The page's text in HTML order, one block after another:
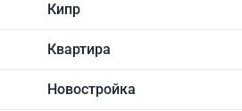
Кипр
Квартира
Новостройка